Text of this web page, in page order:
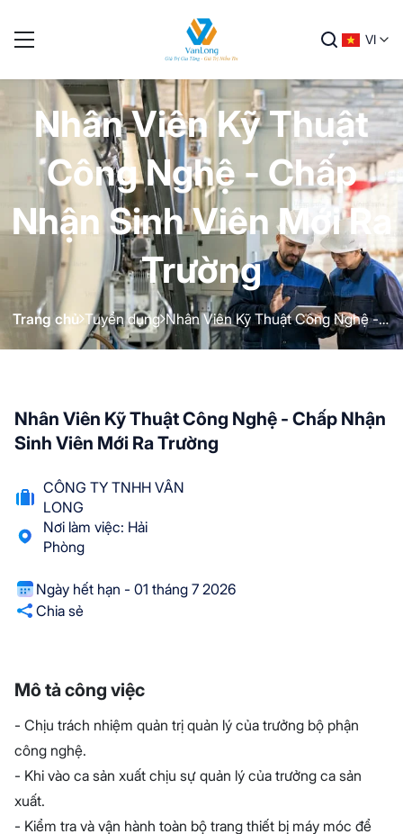
VI
Nhân Viên Kỹ Thuật
Công Nghệ - Chấp
Nhận Sinh Viên Mới Ra
Trường
Trang chủ Tuyển dụng Nhân Viên Kỹ Thuật Công Nghệ - Chấp Nhận Sinh Viên Mới Ra Trường
Nhân Viên Kỹ Thuật Công Nghệ - Chấp Nhận
Sinh Viên Mới Ra Trường
CÔNG TY TNHH VÂN
LONG
Nơi làm việc: Hải
Phòng
Ngày hết hạn - 01 tháng 7 2026
Chia sẻ
Mô tả công việc
- Chịu trách nhiệm quản trị quản lý của trưởng bộ phận
công nghệ.
- Khi vào ca sản xuất chịu sự quản lý của trưởng ca sản
xuất.
- Kiểm tra và vận hành toàn bộ trang thiết bị máy móc để